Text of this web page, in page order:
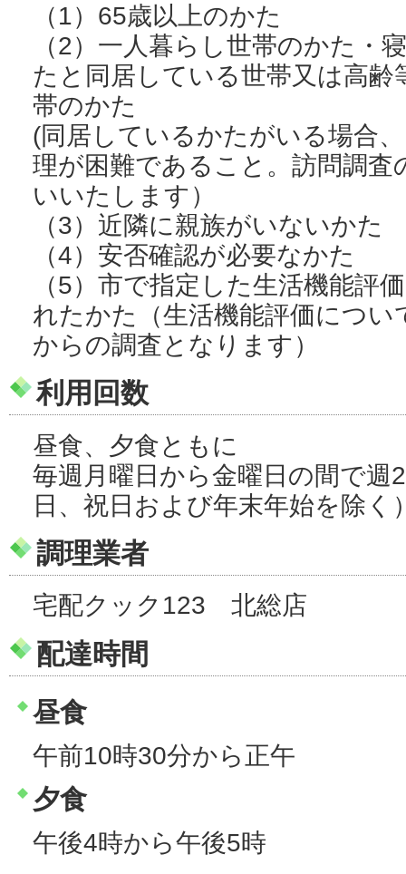
（1）65歳以上のかた
（2）一人暮らし世帯のかた・
たと同居している世帯又は高
帯のかた
(同居しているかたがいる場合
理が困難であること。訪問調査
いいたします）
（3）近隣に親族がいないかた
（4）安否確認が必要なかた
（5）市で指定した生活機能評
れたかた（生活機能評価につ
からの調査となります）
利用回数
昼食、夕食ともに
毎週月曜日から金曜日の間で週
日、祝日および年末年始を除く
調理業者
宅配クック123 北総店
配達時間
昼食
午前10時30分から正午
夕食
午後4時から午後5時